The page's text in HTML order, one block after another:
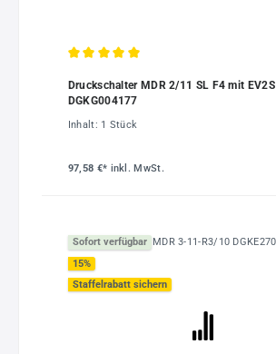
Druckschalter MDR 2/11 SL F4 mit EV2S
DGKG004177
Inhalt: 1 Stück
97,58 €* inkl. MwSt.
Sofort verfügbar
15%
Staffelrabatt sichern